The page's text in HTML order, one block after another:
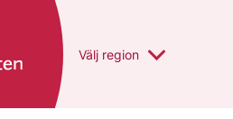
Du har valt region
Välj en annan
region